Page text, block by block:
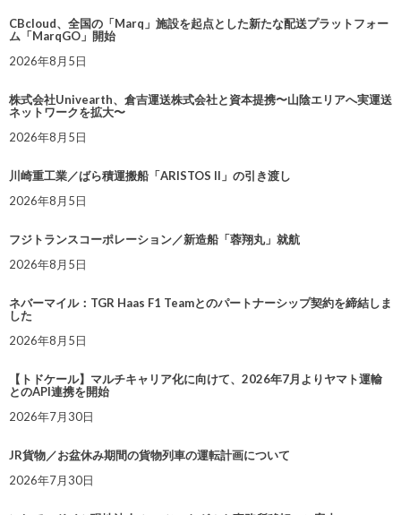
CBcloud、全国の「Marq」施設を起点とした新たな配送プラットフォー
ム「MarqGO」開始
2026年8月5日
株式会社Univearth、倉吉運送株式会社と資本提携〜山陰エリアへ実運送
ネットワークを拡大〜
2026年8月5日
川崎重工業／ばら積運搬船「ARISTOS II」の引き渡し
2026年8月5日
フジトランスコーポレーション／新造船「蓉翔丸」就航
2026年8月5日
ネバーマイル：TGR Haas F1 Teamとのパートナーシップ契約を締結しま
した
2026年8月5日
【トドケール】マルチキャリア化に向けて、2026年7月よりヤマト運輸
とのAPI連携を開始
2026年7月30日
JR貨物／お盆休み期間の貨物列車の運転計画について
2026年7月30日